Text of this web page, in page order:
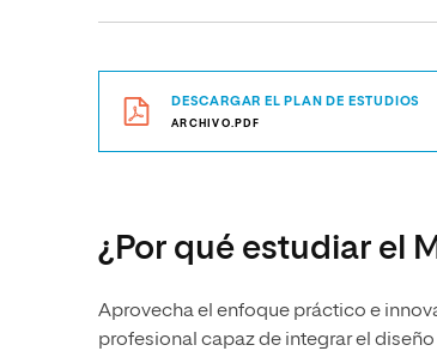
DESCARGAR EL PLAN DE ESTUDIOS
ARCHIVO.PDF
¿Por qué estudiar el
Aprovecha el enfoque práctico e
profesional capaz de integrar el